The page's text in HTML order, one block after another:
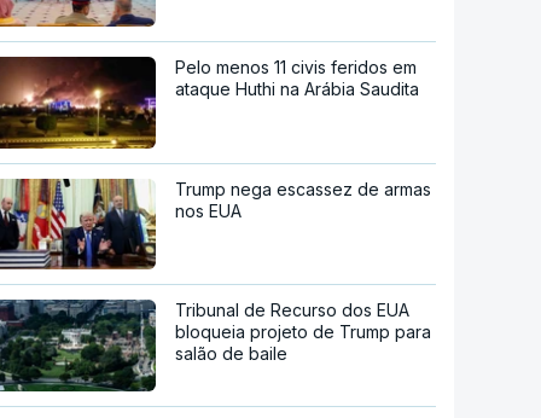
Pelo menos 11 civis feridos em
ataque Huthi na Arábia Saudita
Trump nega escassez de armas
nos EUA
Tribunal de Recurso dos EUA
bloqueia projeto de Trump para
salão de baile